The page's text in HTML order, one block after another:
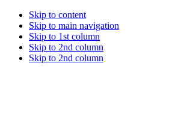
Skip to content
Skip to main navigation
Skip to 1st column
Skip to 2nd column
Skip to 2nd column